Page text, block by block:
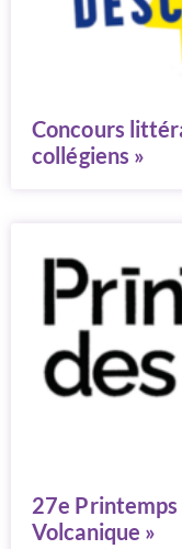
Concours
collégiens »
27e Printemps
Volcanique »